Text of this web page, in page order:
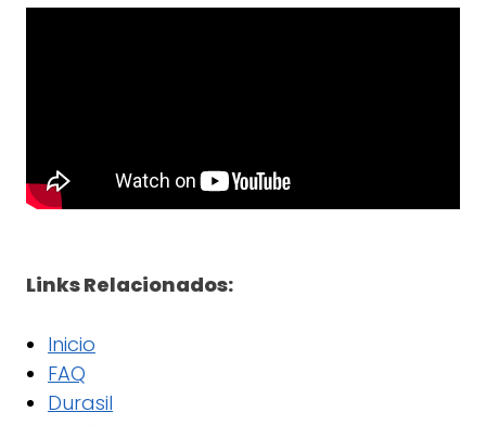
Links Relacionados:
Inicio
FAQ
Durasil